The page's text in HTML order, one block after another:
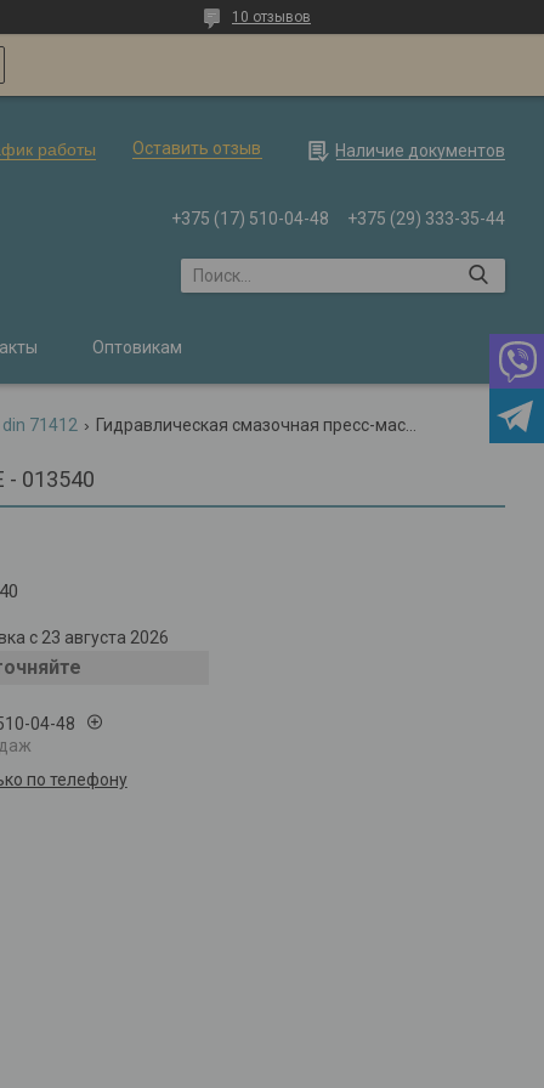
10 отзывов
работы Оставить отзыв Наличие документов
+375 (17) 510-04-48 +375 (29) 333-35-44
Оптовикам
71412 Гидравлическая смазочная пресс-масленка mt 506 угол 45° - 3 / 8sae - 013540
- 013540
с 23 августа 2026
04-48
по телефону